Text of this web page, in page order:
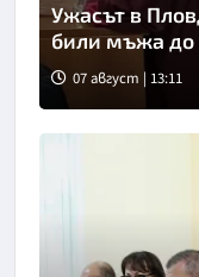
Снимка: БГНЕС
Ужасът в
били мъжа до
07 август | 13:11